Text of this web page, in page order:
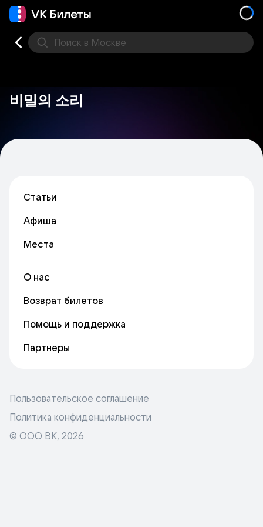
Поиск в Москве
비밀의 소리
Статьи
Афиша
Места
О нас
Возврат билетов
Помощь и поддержка
Партнеры
Пользовательское соглашение
Политика конфиденциальности
© ООО ВК, 2026